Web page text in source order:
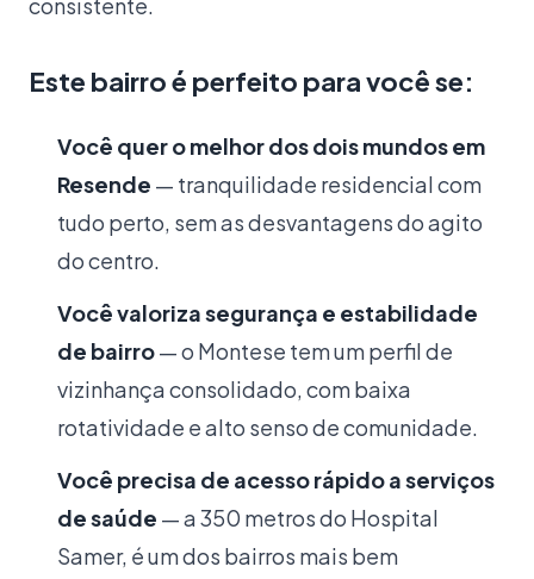
Este bairro é perfeito para você se:
Você quer o melhor dos dois mundos em
Resende — tranquilidade residencial com
tudo perto, sem as desvantagens do agito
do centro.
Você valoriza segurança e estabilidade
de bairro— o Montese tem um perfil de
vizinhança consolidado, com baixa
rotatividade e alto senso de comunidade.
Você precisa de acesso rápido a serviços
de saúde — a 350 metros do Hospital
Samer, é um dos bairros mais bem